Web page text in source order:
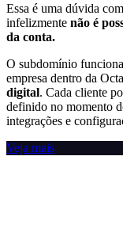
Essa é uma dúvida
infelizmente não é
da conta.
O subdomínio
empresa dentro da
digital. Cada cliente
definido no momento
integrações e
Veja mais